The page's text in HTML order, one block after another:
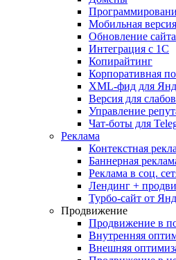
Мобильная версия
Обновление сайта
Интеграция с 1С
Копирайтинг
Корпоративная
XML-фид для
Версия для
Управление
Чат-боты для
Реклама
Контекстная
Баннерная
Реклама в соц.
Лендинг +
Турбо-сайт от
Продвижение
Продвижение в
Внутренняя
Внешняя